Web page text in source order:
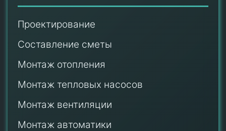
Проектирование
Составление сметы
Монтаж отопления
Монтаж тепловых насосов
Монтаж вентиляции
Монтаж автоматики